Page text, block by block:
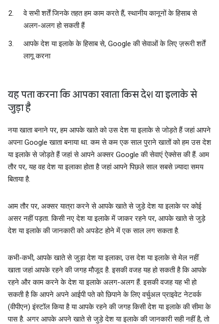
वे सभी शर्तें जिनके तहत हम काम करते हैं, स्थानीय कानूनों के हिसाब से
अलग-अलग हो सकती हैं
आपके देश या इलाके के हिसाब से, Google की सेवाओं के लिए ज़रूरी शर्तें
लागू करना
यह पता करना कि आपका खाता किस देश या इलाके से
जुड़ा है
नया खाता बनाने पर, हम आपके खाते को उस देश या इलाके से जोड़ते हैं जहां आपने
अपना Google खाता बनाया था. कम से कम एक साल पुराने खातों को हम उस देश
या इलाके से जोड़ते हैं जहां से आपने अक्सर Google की सेवाएं ऐक्सेस की हैं. आम
तौर पर, यह वह देश या इलाका होता है जहां आपने पिछले साल सबसे ज़्यादा समय
बिताया है.
आम तौर पर, अक्सर यात्रा करने से आपके खाते से जुड़े देश या इलाके पर कोई
असर नहीं पड़ता. किसी नए देश या इलाके में जाकर रहने पर, आपके खाते से जुड़े
देश या इलाके की जानकारी को अपडेट होने में एक साल लग सकता है.
कभी-कभी, आपके खाते से जुड़ा देश या इलाका, उस देश या इलाके से मेल नहीं
खाता जहां आपके रहने की जगह मौजूद है. इसकी वजह यह हो सकती है कि आपके
रहने और काम करने के देश या इलाके अलग-अलग हैं. इसकी वजह यह भी हो
सकती है कि आपने अपने आईपी पते को छिपाने के लिए वर्चुअल प्राइवेट नेटवर्क
(वीपीएन) इंस्टॉल किया है या आपके रहने की जगह किसी देश या इलाके की सीमा के
पास है. अगर आपके अपने खाते से जुड़े देश या इलाके की जानकारी सही नहीं है, तो